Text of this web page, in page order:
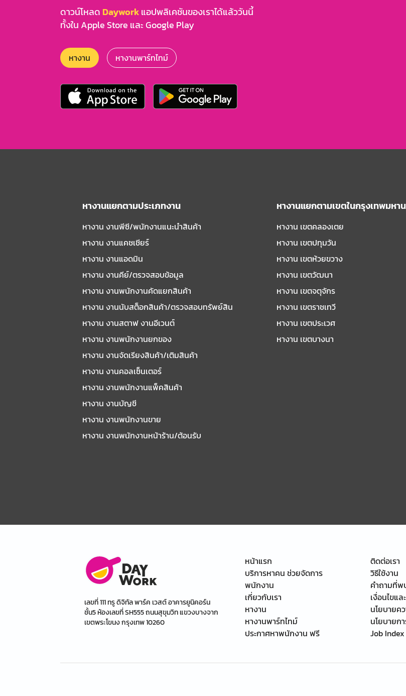
ดาวน์โหลด Dayworkแอปพลิเคชันของเราได้แล้ววันนี้
ทั้งใน Apple Store และ Google Play
หางาน หางานพาร์ทไทม์
หางานแยกตามประเภทงาน
หางาน งานพีซี/พนักงานแนะนําสินค้า
หางาน งานแคชเชียร์
หางาน งานแอดมิน
หางาน งานคีย์/ตรวจสอบข้อมูล
หางาน งานพนักงานคัดแยกสินค้า
หางาน งานนับสต็อกสินค้า/ตรวจสอบทรัพย์สิน
หางาน งานสตาฟ งานอีเวนต์
หางาน งานพนักงานยกของ
หางาน งานจัดเรียงสินค้า/เติมสินค้า
หางาน งานคอลเซ็นเตอร์
หางาน งานพนักงานแพ็คสินค้า
หางาน งานบัญชี
หางาน งานพนักงานขาย
หางาน งานพนักงานหน้าร้าน/ต้อนรับ
หางานแยกตามเขตในกรุงเทพมหา
หางาน เขตคลองเตย
หางาน เขตปทุมวัน
หางาน เขตห้วยขวาง
หางาน เขตวัฒนา
หางาน เขตจตุจักร
หางาน เขตราชเทวี
หางาน เขตประเวศ
หางาน เขตบางนา
เลขที่ 111 ทรู ดิจิทัล พาร์ค เวสต์ อาคารยูนิคอร์น
ชั้น5 ห้องเลขที่ SH555 ถนนสุขุมวิท แขวงบางจาก
เขตพระโขนง กรุงเทพ 10260
หน้าแรก
บริการหาคน ช่วยจัดการ
พนักงาน
เกี่ยวกับเรา
หางาน
หางานพาร์ทไทม์
ประกาศหาพนักงาน ฟรี
ติดต่อเรา
วิธีใช้งาน
คำถามที่
เงื่อนไขแ
นโยบายค
นโยบายก
Job Index